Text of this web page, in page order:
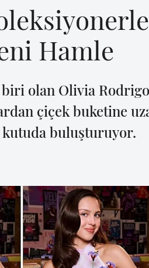
Hamle
olan Olivia
çiçek buketine
kutuda buluşturuyor.